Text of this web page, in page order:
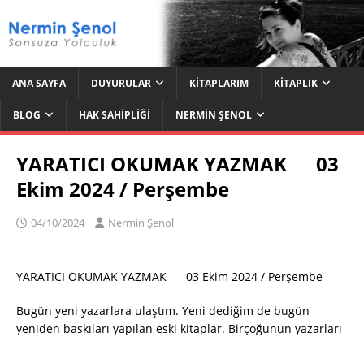
ANA SAYFA DUYURULAR KITAPLARIM KITAPLIK
BLOG HAK SAHIPLIĞI NERMIN ŞENOL
YARATICI OKUMAK YAZMAK 03
Ekim 2024 / Perşembe
04/10/2024 Nermin Şenol
YARATICI OKUMAK YAZMAK 03 Ekim 2024 / Perşembe
Bugün yeni yazarlara ulaştım. Yeni dediğim de bugün
yeniden baskıları yapılan eski kitaplar. Birçoğunun yazarları